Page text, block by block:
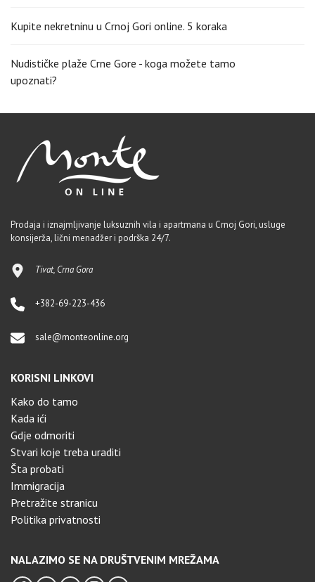
Kupite nekretninu u Crnoj Gori online. 5 koraka
Nudističke plaže Crne Gore - koga možete tamo
upoznati?
Prodaja i iznajmljivanje luksuznih vila i apartmana u Crnoj Gori, usluge
konsijerža, lični menadžer i podrška 24/7.
Tivat, Crna Gora
+382-69-223-436
sale@monteonline.org
KORISNI LINKOVI
Kako do tamo
Kada ići
Gdje odmoriti
Stvari koje treba uraditi
Šta probati
Immigracija
Pretražite stranicu
Politika privatnosti
NALAZIMO SE NA DRUŠTVENIM MREŽAMA